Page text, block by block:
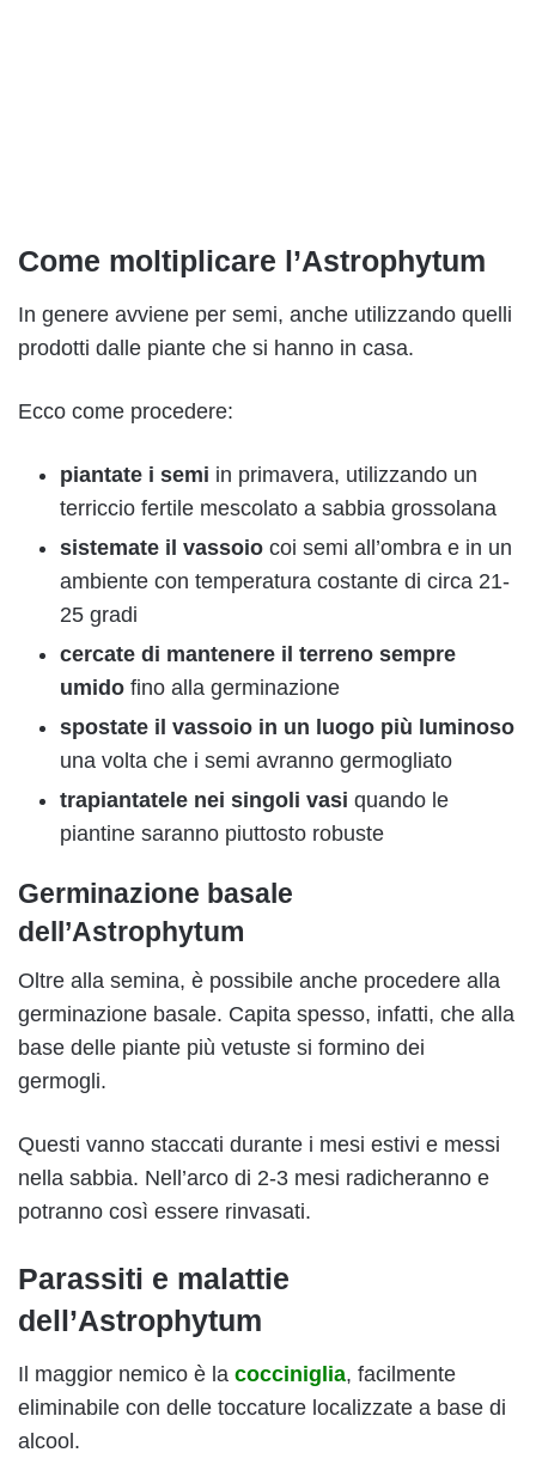
Come moltiplicare l’Astrophytum
In genere avviene per semi, anche utilizzando quelli
prodotti dalle piante che si hanno in casa.
Ecco come procedere:
piantate i semi in primavera, utilizzando un
terriccio fertile mescolato a sabbia grossolana
sistemate il vassoio coi semi all’ombra e in un
ambiente con temperatura costante di circa 21-
25 gradi
cercate di mantenere il terreno sempre
umido fino alla germinazione
spostate il vassoio in un luogo più luminoso
una volta che i semi avranno germogliato
trapiantatele nei singoli vasi quando le
piantine saranno piuttosto robuste
Germinazione basale
dell’Astrophytum
Oltre alla semina, è possibile anche procedere alla
germinazione basale. Capita spesso, infatti, che alla
base delle piante più vetuste si formino dei
germogli.
Questi vanno staccati durante i mesi estivi e messi
nella sabbia. Nell’arco di 2-3 mesi radicheranno e
potranno così essere rinvasati.
Parassiti e malattie
dell’Astrophytum
Il maggior nemico è la cocciniglia, facilmente
eliminabile con delle toccature localizzate a base di
alcool.